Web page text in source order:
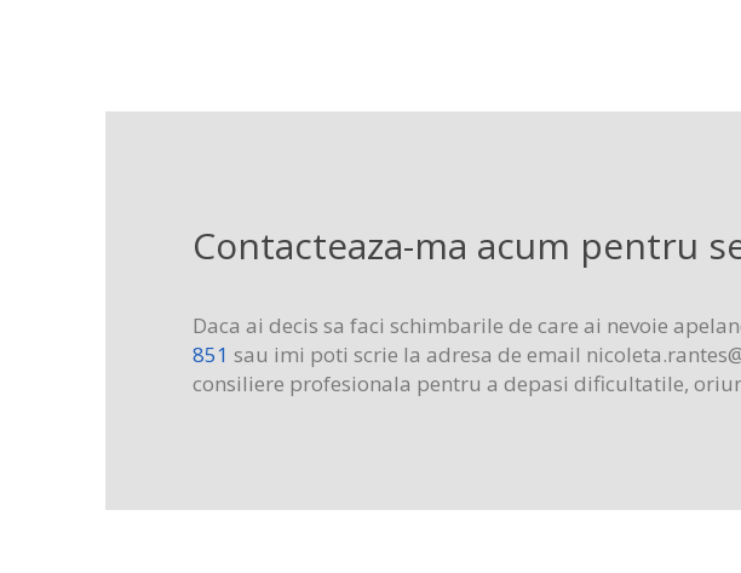
Contacteaza-ma acum pentru
Daca ai decis sa faci schimbarile de care ai nevoie
851 sau imi poti scrie la adresa de email
consiliere profesionala pentru a depasi dificultatile,